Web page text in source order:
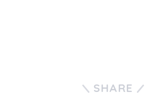
SHARE